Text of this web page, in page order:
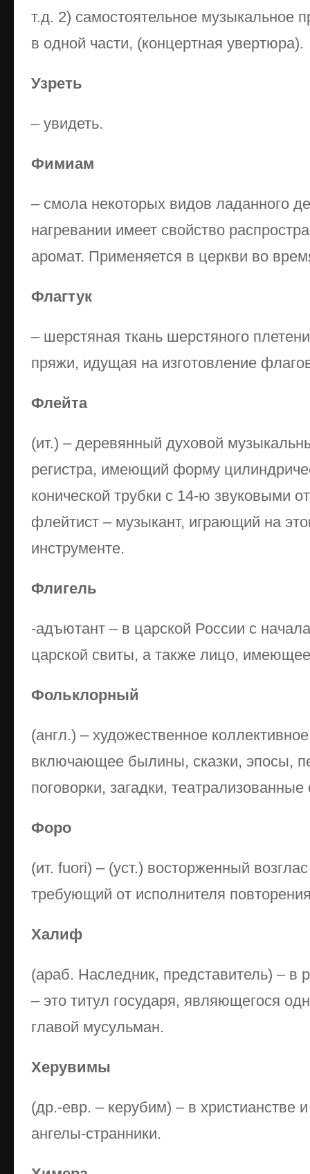
т.д. 2) самостоятельное музыкальное
в одной части, (концертная увертюра).
Узреть
– увидеть.
Фимиам
– смола некоторых видов ладанного
нагревании имеет свойство
аромат. Применяется в церкви во
Флагтук
– шерстяная ткань шерстяного
пряжи, идущая на изготовление
Флейта
(ит.) – деревянный духовой
регистра, имеющий форму
конической трубки с 14-ю звуковыми
флейтист – музыкант, играющий на
инструменте.
Флигель
-адъютант – в царской России с
царской свиты, а также лицо,
Фольклорный
(англ.) – художественное
включающее былины, сказки, эпосы,
поговорки, загадки,
Форо
(ит. fuori) – (уст.) восторженный
требующий от исполнителя
Халиф
(араб. Наследник, представитель) – в
– это титул государя, являющегося
главой мусульман.
Херувимы
(др.-евр. – керубим) – в христианстве
ангелы-странники.